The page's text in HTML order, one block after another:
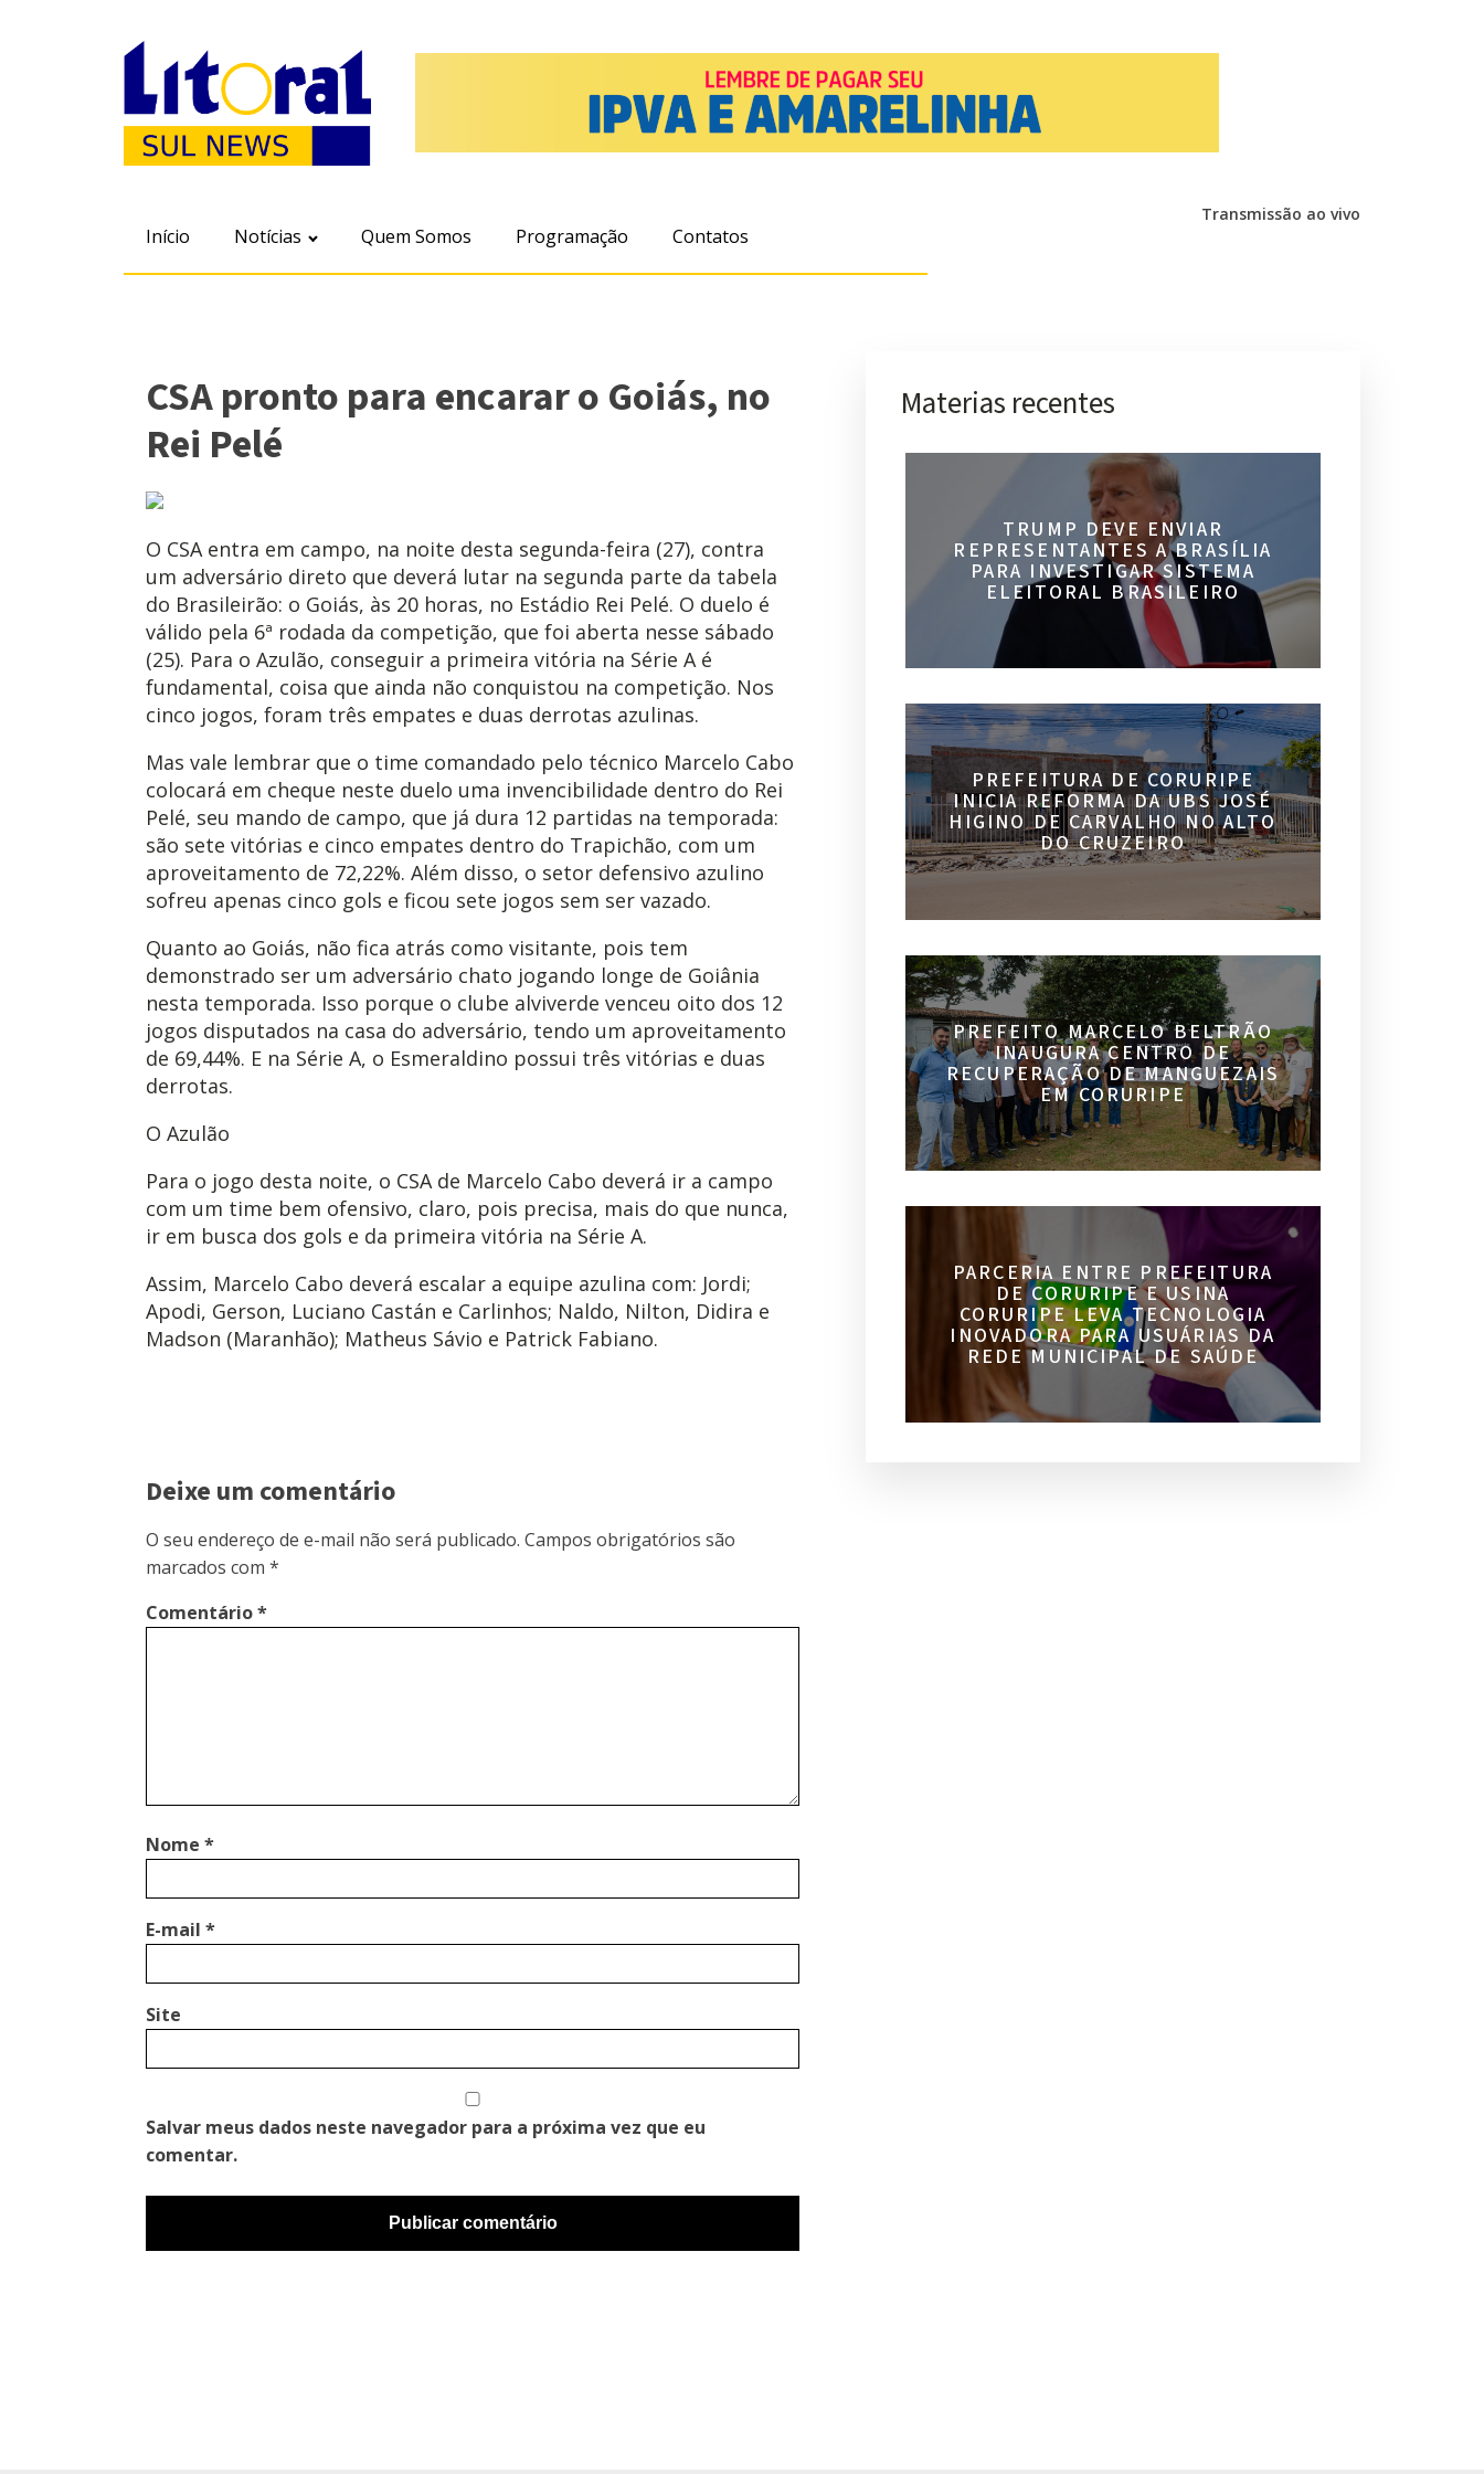
Início Notícias Quem Somos Programação Contatos
Transmissão ao vivo
CSA pronto para encarar o Goiás, no
Rei Pelé
O CSA entra em campo, na noite desta segunda-feira (27), contra
um adversário direto que deverá lutar na segunda parte da tabela
do Brasileirão: o Goiás, às 20 horas, no Estádio Rei Pelé. O duelo é
válido pela 6ª rodada da competição, que foi aberta nesse sábado
(25). Para o Azulão, conseguir a primeira vitória na Série A é
fundamental, coisa que ainda não conquistou na competição. Nos
cinco jogos, foram três empates e duas derrotas azulinas.
Mas vale lembrar que o time comandado pelo técnico Marcelo Cabo
colocará em cheque neste duelo uma invencibilidade dentro do Rei
Pelé, seu mando de campo, que já dura 12 partidas na temporada:
são sete vitórias e cinco empates dentro do Trapichão, com um
aproveitamento de 72,22%. Além disso, o setor defensivo azulino
sofreu apenas cinco gols e ficou sete jogos sem ser vazado.
Quanto ao Goiás, não fica atrás como visitante, pois tem
demonstrado ser um adversário chato jogando longe de Goiânia
nesta temporada. Isso porque o clube alviverde venceu oito dos 12
jogos disputados na casa do adversário, tendo um aproveitamento
de 69,44%. E na Série A, o Esmeraldino possui três vitórias e duas
derrotas.
O Azulão
Para o jogo desta noite, o CSA de Marcelo Cabo deverá ir a campo
com um time bem ofensivo, claro, pois precisa, mais do que nunca,
ir em busca dos gols e da primeira vitória na Série A.
Assim, Marcelo Cabo deverá escalar a equipe azulina com: Jordi;
Apodi, Gerson, Luciano Castán e Carlinhos; Naldo, Nilton, Didira e
Madson (Maranhão); Matheus Sávio e Patrick Fabiano.
Deixe um comentário
O seu endereço de e-mail não será publicado. Campos obrigatórios são
marcados com *
Comentário*
Nome *
E-mail *
Site
Salvar meus dados neste navegador para a próxima vez que eu
comentar.
Materias recentes
TRUMP DEVE ENVIAR
REPRESENTANTES A BRASÍLIA
PARA INVESTIGAR SISTEMA
ELEITORAL BRASILEIRO
PREFEITURA DE CORURIPE
INICIA REFORMA DA UBS JOSÉ
HIGINO DE CARVALHO NO ALTO
DO CRUZEIRO
PREFEITO MARCELO BELTRÃO
INAUGURA CENTRO DE
RECUPERAÇÃO DE MANGUEZAIS
EM CORURIPE
PARCERIA ENTRE PREFEITURA
DE CORURIPE E USINA
CORURIPE LEVA TECNOLOGIA
INOVADORA PARA USUÁRIAS DA
REDE MUNICIPAL DE SAÚDE